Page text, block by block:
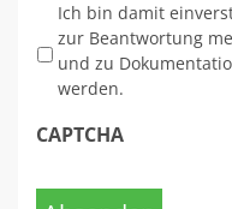
Ich bin damit
zur Beantwortung
und zu
werden.
CAPTCHA